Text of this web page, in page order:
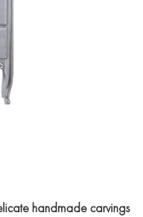
handmade carvings